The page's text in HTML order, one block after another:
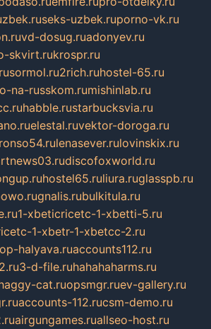
seks-uzbek.ruporno-vk.ru
vd-dosug.ruadonyev.ru
skvirt.rukrospr.ru
sormol.ru2rich.ruhostel-65.ru
na-russkom.rumishinlab.ru
habble.rustarbucksvia.ru
elestal.ruvektor-doroga.ru
lenasever.rulovinskix.ru
discofoxworld.ru
hostel65.ruliura.ruglasspb.ru
gnalis.rubulkitula.ru
1-xbeticricetc-1-xbetti-5.ru
1-xbetr-1-xbetcc-2.ru
halyava.ruaccounts112.ru
3-d-file.ruhahahaharms.ru
cat.ruopsmgr.ruev-gallery.ru
accounts-112.rucsm-demo.ru
airgungames.ruallseo-host.ru